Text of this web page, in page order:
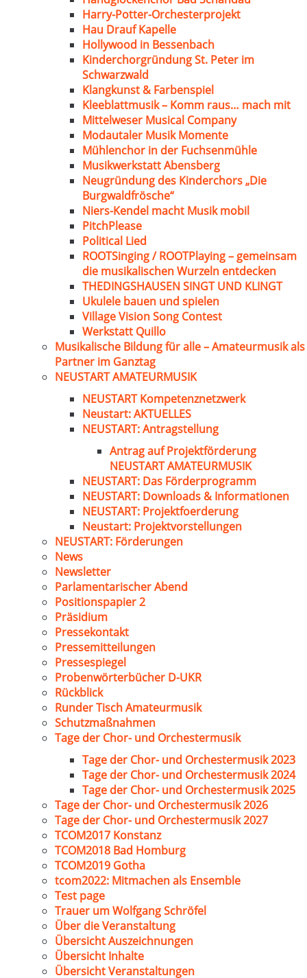
Harry-Potter-Orchesterprojekt
Hau Drauf Kapelle
Hollywood in Bessenbach
Kinderchorgründung St. Peter im
Schwarzwald
Klangkunst & Farbenspiel
Kleeblattmusik – Komm raus… mach mit
Mittelweser Musical Company
Modautaler Musik Momente
Mühlenchor in der Fuchsenmühle
Musikwerkstatt Abensberg
Neugründung des Kinderchors „Die
Burgwaldfrösche“
Niers-Kendel macht Musik mobil
PitchPlease
Political Lied
ROOTSinging / ROOTPlaying – gemeinsam
die musikalischen Wurzeln entdecken
THEDINGSHAUSEN SINGT UND KLINGT
Ukulele bauen und spielen
Village Vision Song Contest
Werkstatt Quillo
Musikalische Bildung für alle – Amateurmusik als
Partner im Ganztag
NEUSTART AMATEURMUSIK
NEUSTART Kompetenznetzwerk
Neustart: AKTUELLES
NEUSTART: Antragstellung
Antrag auf Projektförderung
NEUSTART AMATEURMUSIK
NEUSTART: Das Förderprogramm
NEUSTART: Downloads & Informationen
NEUSTART: Projektfoerderung
Neustart: Projektvorstellungen
NEUSTART: Förderungen
News
Newsletter
Parlamentarischer Abend
Positionspapier 2
Präsidium
Pressekontakt
Pressemitteilungen
Pressespiegel
Probenwörterbücher D-UKR
Rückblick
Runder Tisch Amateurmusik
Schutzmaßnahmen
Tage der Chor- und Orchestermusik
Tage der Chor- und Orchestermusik 2023
Tage der Chor- und Orchestermusik 2024
Tage der Chor- und Orchestermusik 2025
Tage der Chor- und Orchestermusik 2026
Tage der Chor- und Orchestermusik 2027
TCOM2017 Konstanz
TCOM2018 Bad Homburg
TCOM2019 Gotha
tcom2022: Mitmachen als Ensemble
Test page
Trauer um Wolfgang Schröfel
Über die Veranstaltung
Übersicht Auszeichnungen
Übersicht Inhalte
Übersicht Veranstaltungen